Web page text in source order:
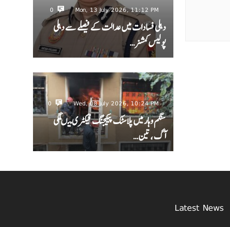
Mon, 13 July 2026, 11:12 PM
0
دہلی فسادات میں عدالت کے فیصلے سے دہلی
پولیس کمشنر…
Wed, 08 July 2026, 10:24 PM
0
سنگم وہار میں پلاسٹک پیکیجنگ فیکٹری میںلگی
آگ ، تین…
Latest News